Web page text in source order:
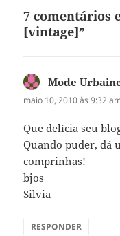
7 comentários
[vintage]”
Mode
maio 10, 2010 às 9:32
Que delícia seu
Quando puder, dá
comprinhas!
bjos
Silvia
RESPONDER